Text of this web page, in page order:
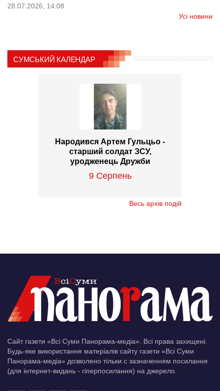
28.07.2026, 14:08
Усі новини
СУМСЬКИЙ КАЛЕНДАР
Народився Артем Гульцьо -
старший солдат ЗСУ,
уродженець Дружби
9 Серпень
Весь архів подій
Сайт газети «Всі Суми Панорама-медіа». Всі права захищені.
Будь-яке використання матеріалів сайту газети «Всі Суми
Панорама-медіа» дозволено тільки c зазначенням посилання
(для інтернет-видань - гіперпосилання) на джерело.